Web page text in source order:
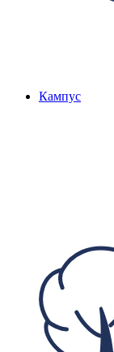
Кампус